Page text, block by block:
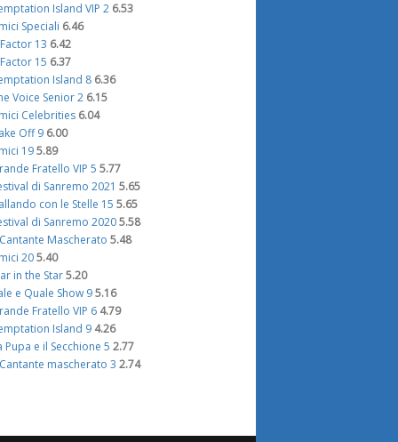
Island VIP 2 6.53
Speciali 6.46
13 6.42
15 6.37
Island 8 6.36
Voice Senior 2 6.15
Celebrities 6.04
Off 9 6.00
19 5.89
Fratello VIP 5 5.77
di Sanremo 2021 5.65
con le Stelle 15 5.65
di Sanremo 2020 5.58
Mascherato 5.48
20 5.40
in the Star 5.20
e Quale Show 9 5.16
Fratello VIP 6 4.79
Island 9 4.26
Pupa e il Secchione 5 2.77
mascherato 3 2.74